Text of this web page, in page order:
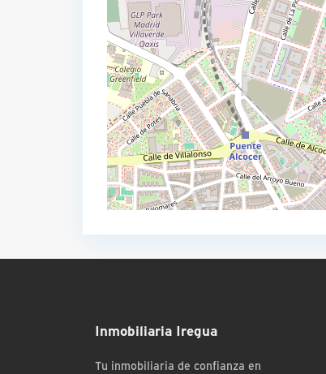
Inmobiliaria Iregua
Tu inmobiliaria de confianza en